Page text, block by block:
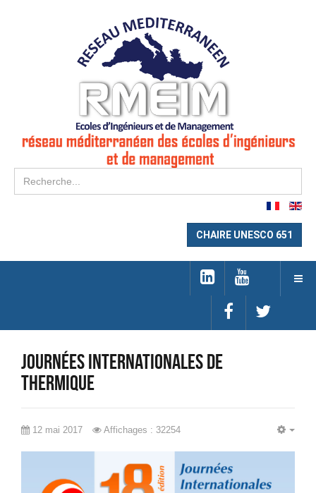
CHAIRE UNESCO 651
Journées Internationales de
Thermique
12 mai 2017 Affichages : 32254